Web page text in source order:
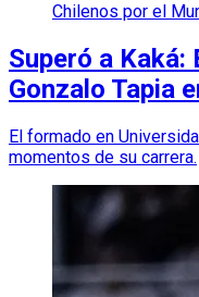
Chilenos por el
Superó a Kaká:
Gonzalo Tapia
El formado en
momentos de su carrera.